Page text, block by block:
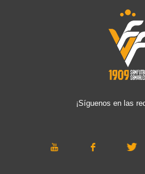
¡Síguenos en las